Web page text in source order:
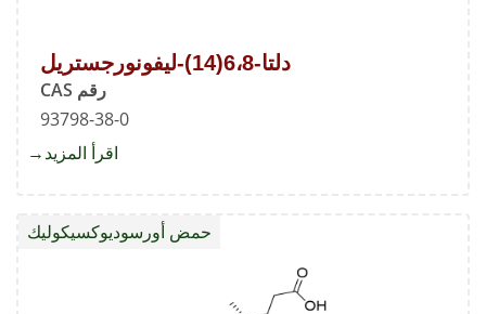
دلتا-6،8(14)-ليفونورجستريل
رقم CAS
93798-38-0
اقرأ المزيد
حمض أورسوديوكسيكوليك